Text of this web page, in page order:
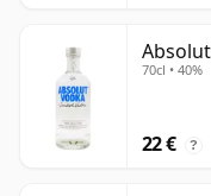
70cl • 40%
22 € ?